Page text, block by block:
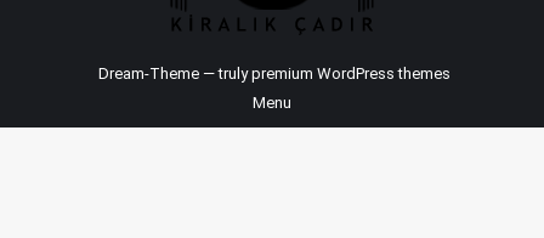
Dream-Theme — trulypremium WordPress themes
Menu